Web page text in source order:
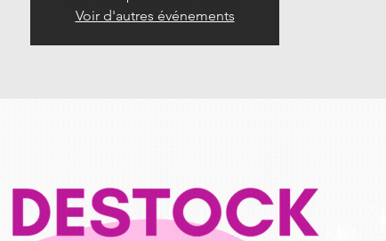
Voir d'autres événements